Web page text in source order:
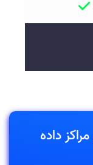
داده